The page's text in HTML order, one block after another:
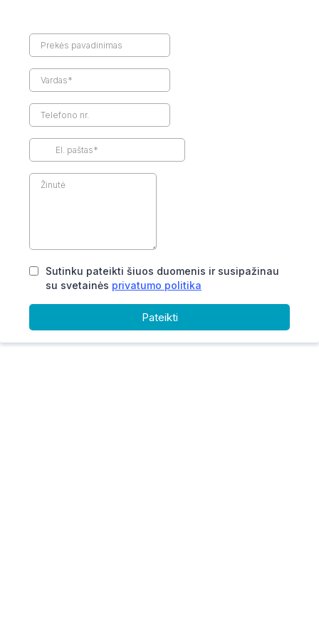
Sutinku pateikti šiuos duomenis ir susipažinau
su svetainės privatumo politika
Pateikti